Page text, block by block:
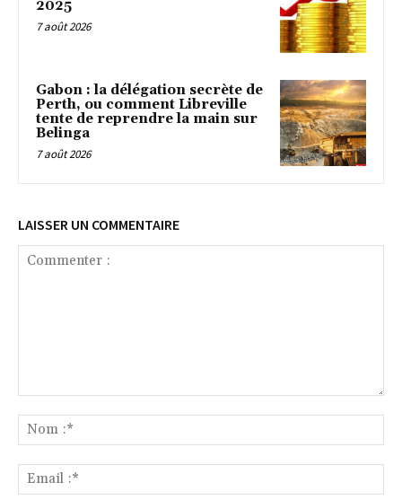
2025
7 août 2026
Gabon : la délégation secrète de
Perth, ou comment Libreville
tente de reprendre la main sur
Belinga
7 août 2026
LAISSER UN COMMENTAIRE
:*
:*